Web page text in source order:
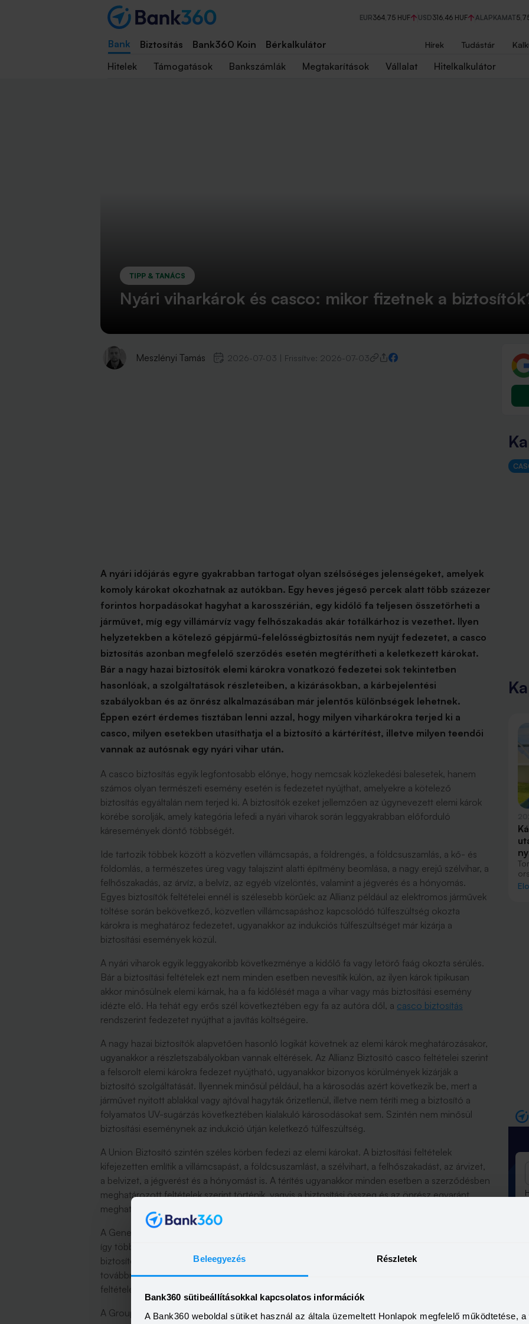
Beleegyezés Részletek
Bank360 sütibeállításokkal kapcsolatos információk
A Bank360 weboldal sütiket használ az általa üzemeltett Honlapok megfelelő működtetése,
EUR364,75 HUF USD316,46 HUF ALAPKAMAT
Bank Biztosítás Bank360 Koin Bérkalkulátor Hírek Tudástár
Hitelek
Támogatások Bankszámlák Megtakarítások Vállalat Hitelkalkulátor
TIPP & TANÁCS
Nyári viharkárok és casco: mikor fizetnek a
Meszlényi Tamás 2026-07-03 Frissítve: 2026-07-03
A nyári időjárás egyre gyakrabban tartogat olyan szélsőséges jelenségeket, amelyek
komoly károkat okozhatnak az autókban. Egy heves jégeső percek alatt több százezer
forintos horpadásokat hagyhat a karosszérián, egy kidőlő fa teljesen összetörheti a
járművet, míg egy villámárvíz vagy felhőszakadás akár totálkárhoz is vezethet. Ilyen
helyzetekben a kötelező gépjármű-felelősségbiztosítás nem nyújt fedezetet, a casco
biztosítás azonban megfelelő szerződés esetén megtérítheti a keletkezett károkat.
Bár a nagy hazai biztosítók elemi károkra vonatkozó fedezetei sok tekintetben
hasonlóak, a szolgáltatások részleteiben, a kizárásokban, a kárbejelentési
szabályokban és az önrész alkalmazásában már jelentős különbségek lehetnek.
Éppen ezért érdemes tisztában lenni azzal, hogy milyen viharkárokra terjed ki a
casco, milyen esetekben utasíthatja el a biztosító a kártérítést, illetve milyen teendői
vannak az autósnak egy nyári vihar után.
A casco biztosítás egyik legfontosabb előnye, hogy nemcsak közlekedési balesetek, hanem
számos olyan természeti esemény esetén is fedezetet nyújthat, amelyekre a kötelező
biztosítás egyáltalán nem terjed ki. A biztosítók ezeket jellemzően az úgynevezett elemi károk
körébe sorolják, amely kategória lefedi a nyári viharok során leggyakrabban előforduló
káresemények döntő többségét.
Ide tartozik többek között a közvetlen villámcsapás, a földrengés, a földcsuszamlás, a kő- és
földomlás, a természetes üreg vagy talajszint alatti építmény beomlása, a nagy erejű szélvihar, a
felhőszakadás, az árvíz, a belvíz, az egyéb vízelöntés, valamint a jégverés és a hónyomás.
Egyes biztosítók feltételei ennél is szélesebb körűek: az Allianz például az elektromos járművek
töltése során bekövetkező, közvetlen villámcsapáshoz kapcsolódó túlfeszültség okozta
károkra is meghatároz fedezetet, ugyanakkor az indukciós túlfeszültséget már kizárja a
biztosítási események közül.
A nyári viharok egyik leggyakoribb következménye a kidőlő fa vagy letörő faág okozta sérülés.
Bár a biztosítási feltételek ezt nem minden esetben nevesítik külön, az ilyen károk tipikusan
akkor minősülnek elemi kárnak, ha a fa kidőlését maga a vihar vagy más biztosítási esemény
idézte elő. Ha tehát egy erős szél következtében egy fa az autóra dől, a casco biztosítás
rendszerint fedezetet nyújthat a javítás költségeire.
A nagy hazai biztosítók alapvetően hasonló logikát követnek az elemi károk meghatározásakor,
ugyanakkor a részletszabályokban vannak eltérések. Az Allianz Biztosító casco feltételei szerint
a felsorolt elemi károkra fedezet nyújtható, ugyanakkor bizonyos körülmények kizárják a
biztosító szolgáltatását. Ilyennek minősül például, ha a károsodás azért következik be, mert a
járművet nyitott ablakkal vagy ajtóval hagyták őrizetlenül, illetve nem téríti meg a biztosító a
folyamatos UV-sugárzás következtében kialakuló károsodásokat sem. Szintén nem minősül
biztosítási eseménynek az indukció útján keletkező túlfeszültség.
A Union Biztosító szintén széles körben fedezi az elemi károkat. A biztosítási feltételek
kifejezetten említik a villámcsapást, a földcsuszamlást, a szélvihart, a felhőszakadást, az árvizet,
a belvizet, a jégverést és a hónyomást is. A térítés ugyanakkor minden esetben a szerződésben
meghatározott feltételek szerint történik, vagyis a biztosítási összeg és az önrész egyaránt
meghatározza a tényleges kifizetés mértékét.
A Generali Biztosító casco biztosítása szintén biztosítási eseményként kezeli az elemi károkat,
így többek között a villámcsapás, a jégeső, a szélvihar és az árvíz okozta sérüléseket is. A
biztosító ugyanakkor felhívja a figyelmet arra, hogy a szerződésben meghatározott kizárások
továbbra is érvényesek, így például bizonyos gondatlansági esetek vagy a biztosítási
feltételeken kívül eső károk nem eredményeznek térítést.
A Groupama Biztosító casco konstrukciói közül a Bázis, a Komfort és a Prémium csomag